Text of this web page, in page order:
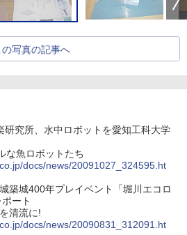
の写真の記事へ
研究所、水中ロボットを愛知工科大学
な魚ロボットたち
docs/news/20091027_324595.ht
築城400年プレイベント「堀川エコロ
ート
清流に!
docs/news/20090831_312091.ht